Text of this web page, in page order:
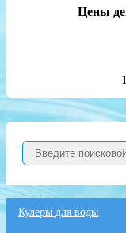
Цены
Кулеры для воды